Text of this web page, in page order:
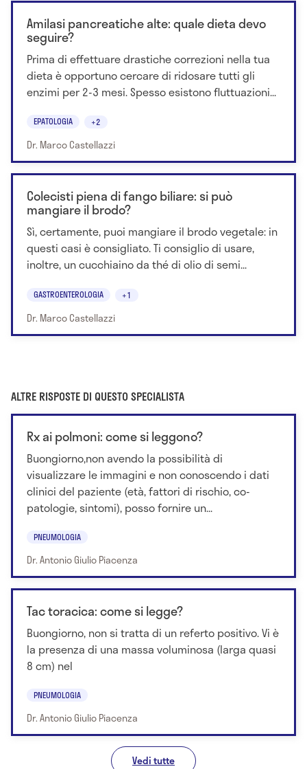
Amilasi pancreatiche alte: quale dieta devo
seguire?
Prima di effettuare drastiche correzioni nella tua
dieta è opportuno cercare di ridosare tutti gli
enzimi per 2-3 mesi. Spesso esistono fluttuazioni...
EPATOLOGIA +2
Dr. Marco Castellazzi
Colecisti piena di fango biliare: si può
mangiare il brodo?
Sì, certamente, puoi mangiare il brodo vegetale: in
questi casi è consigliato. Ti consiglio di usare,
inoltre, un cucchiaino da thé di olio di semi...
GASTROENTEROLOGIA +1
Dr. Marco Castellazzi
ALTRE RISPOSTE DI QUESTO SPECIALISTA
Rx ai polmoni: come si leggono?
Buongiorno,non avendo la possibilità di
visualizzare le immagini e non conoscendo i dati
clinici del paziente (età, fattori di rischio, co-
patologie, sintomi), posso fornire un...
PNEUMOLOGIA
Dr. Antonio Giulio Piacenza
Tac toracica: come si legge?
Buongiorno, non si tratta di un referto positivo. Vi è
la presenza di una massa voluminosa (larga quasi
8 cm) nel
PNEUMOLOGIA
Dr. Antonio Giulio Piacenza
Vedi tutte